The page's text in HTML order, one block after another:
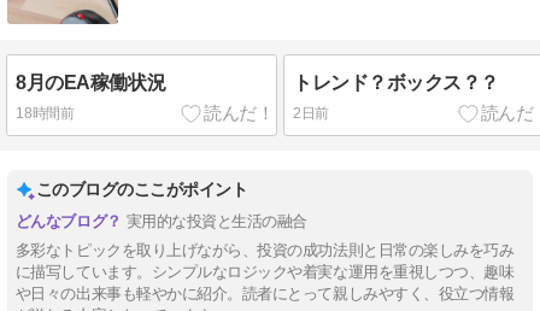
8月のEA稼働状況
18時間前
トレンド？ボックス？？
2日前
このブログのここがポイント
実用的な投資と生活の融合
多彩なトピックを取り上げながら、投資の成功法則と日常の楽しみを巧み
に描写しています。シンプルなロジックや着実な運用を重視しつつ、趣味
や日々の出来事も軽やかに紹介。読者にとって親しみやすく、役立つ情報